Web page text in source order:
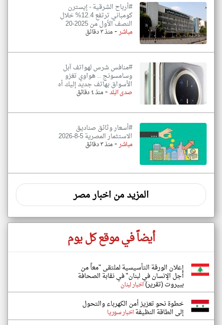
#أرباح الشرقية - إيسترن
كومباني ترتفع 12.4% خلال
النصف الأول من 2025-20
مباشر-منذ ٣ دقائق
#منافس شرس لهواتف آبل
وسامسونج .. هواوي تغزو
الأسواق بهاتف جديد إليك أه
صدى البلد-منذ ٤ دقائق
#أسعار وثائق صناديق
الاستثمار المصرية 5-8-2026
مباشر-منذ ٣ دقائق
المزيد من اخبار مصر
أيضاً في موقع كل يوم
إعلان الورقة التأسيسية لملتقى "معاً من
أجل الإنسان في لبنان" في نقابة الصحافة
ببيروت (تقرير)اخبار لبنان
خطوة نحو تعزيز أمن الكهرباء والتحول
إلى الطاقة النظيفةاخبار سوريا